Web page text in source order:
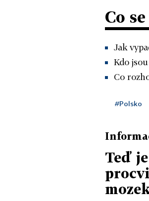
Co
Jak
Kdo
Co
#Polsko
Teď